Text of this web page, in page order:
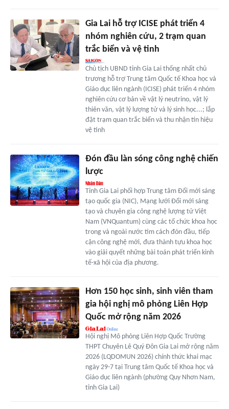
Gia Lai hỗ trợ ICISE phát triển 4
nhóm nghiên cứu, 2 trạm quan
trắc biển và vệ tinh
Chủ tịch UBND tỉnh Gia Lai thống nhất chủ
trương hỗ trợ Trung tâm Quốc tế Khoa học và
Giáo dục liên ngành (ICISE) phát triển 4 nhóm
nghiên cứu cơ bản về vật lý neutrino, vật lý
thiên văn, vật lý lượng tử và lý sinh học...; lắp
đặt trạm quan trắc biển và thu nhận tín hiệu
vệ tinh
Đón đầu làn sóng công nghệ chiến
lược
Tỉnh Gia Lai phối hợp Trung tâm Đổi mới sáng
tạo quốc gia (NIC), Mạng lưới Đổi mới sáng
tạo và chuyên gia công nghệ lượng tử Việt
Nam (VNQuantum) cùng các tổ chức khoa học
trong và ngoài nước tìm cách đón đầu, tiếp
cận công nghệ mới, đưa thành tựu khoa học
vào giải quyết những bài toán phát triển kinh
tế-xã hội của địa phương.
Hơn 150 học sinh, sinh viên tham
gia hội nghị mô phỏng Liên Hợp
Quốc mở rộng năm 2026
Hội nghị Mô phỏng Liên Hợp Quốc Trường
THPT Chuyên Lê Quý Đôn Gia Lai mở rộng năm
2026 (LQDOMUN 2026) chính thức khai mạc
ngày 29-7 tại Trung tâm Quốc tế Khoa học và
Giáo dục liên ngành (phường Quy Nhơn Nam,
tỉnh Gia Lai)